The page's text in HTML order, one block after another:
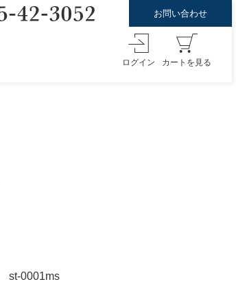
お問い合わせ
ログイン カートを見る
st-0001ms